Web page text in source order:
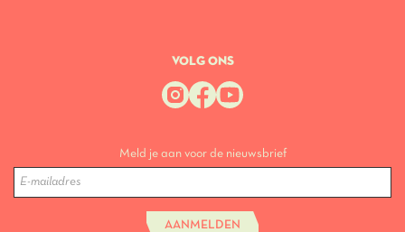
VOLG ONS
Meld je aan voor de nieuwsbrief
AANMELDEN